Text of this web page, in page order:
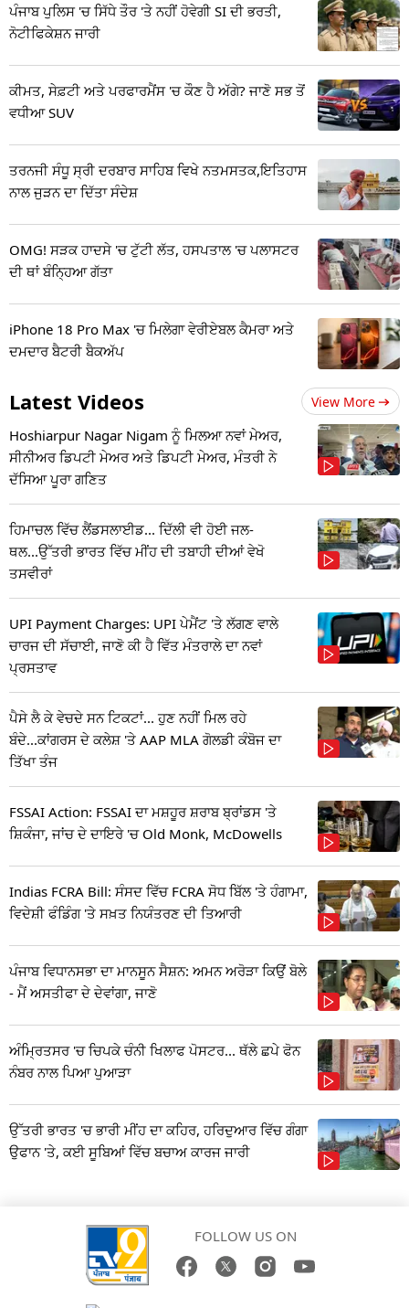
ਪੰਜਾਬ ਪੁਲਿਸ 'ਚ ਸਿੱਧੇ ਤੌਰ 'ਤੇ ਨਹੀਂ ਹੋਵੇਗੀ SI ਦੀ ਭਰਤੀ,
ਨੋਟੀਫਿਕੇਸ਼ਨ ਜਾਰੀ
ਕੀਮਤ, ਸੇਫ਼ਟੀ ਅਤੇ ਪਰਫਾਰਮੈਂਸ 'ਚ ਕੌਣ ਹੈ ਅੱਗੇ? ਜਾਣੋ ਸਭ ਤੋਂ
ਵਧੀਆ SUV
ਤਰਨਜੀ ਸੰਧੂ ਸ੍ਰੀ ਦਰਬਾਰ ਸਾਹਿਬ ਵਿਖੇ ਨਤਮਸਤਕ,ਇਤਿਹਾਸ
ਨਾਲ ਜੁੜਨ ਦਾ ਦਿੱਤਾ ਸੰਦੇਸ਼
OMG! ਸੜਕ ਹਾਦਸੇ 'ਚ ਟੁੱਟੀ ਲੱਤ, ਹਸਪਤਾਲ 'ਚ ਪਲਾਸਟਰ
ਦੀ ਥਾਂ ਬੰਨ੍ਹਿਆ ਗੱਤਾ
iPhone 18 Pro Max 'ਚ ਮਿਲੇਗਾ ਵੇਰੀਏਬਲ ਕੈਮਰਾ ਅਤੇ
ਦਮਦਾਰ ਬੈਟਰੀ ਬੈਕਅੱਪ
Latest Videos View More
Hoshiarpur Nagar Nigam ਨੂੰ ਮਿਲਆ ਨਵਾਂ ਮੇਅਰ,
ਸੀਨੀਅਰ ਡਿਪਟੀ ਮੇਅਰ ਅਤੇ ਡਿਪਟੀ ਮੇਅਰ, ਮੰਤਰੀ ਨੇ
ਦੱਸਿਆ ਪੂਰਾ ਗਣਿਤ
ਹਿਮਾਚਲ ਵਿੱਚ ਲੈਂਡਸਲਾਈਡ... ਦਿੱਲੀ ਵੀ ਹੋਈ ਜਲ-
ਥਲ...ਉੱਤਰੀ ਭਾਰਤ ਵਿੱਚ ਮੀਂਹ ਦੀ ਤਬਾਹੀ ਦੀਆਂ ਵੇਖੋ
ਤਸਵੀਰਾਂ
UPI Payment Charges: UPI ਪੇਮੈਂਟ 'ਤੇ ਲੱਗਣ ਵਾਲੇ
ਚਾਰਜ ਦੀ ਸੱਚਾਈ, ਜਾਣੋ ਕੀ ਹੈ ਵਿੱਤ ਮੰਤਰਾਲੇ ਦਾ ਨਵਾਂ
ਪ੍ਰਸਤਾਵ
ਪੈਸੇ ਲੈ ਕੇ ਵੇਚਦੇ ਸਨ ਟਿਕਟਾਂ... ਹੁਣ ਨਹੀਂ ਮਿਲ ਰਹੇ
ਬੰਦੇ...ਕਾਂਗਰਸ ਦੇ ਕਲੇਸ਼ 'ਤੇ AAP MLA ਗੋਲਡੀ ਕੰਬੋਜ ਦਾ
ਤਿੱਖਾ ਤੰਜ
FSSAI Action: FSSAI ਦਾ ਮਸ਼ਹੂਰ ਸ਼ਰਾਬ ਬ੍ਰਾਂਡਸ 'ਤੇ
ਸ਼ਿਕੰਜਾ, ਜਾਂਚ ਦੇ ਦਾਇਰੇ 'ਚ Old Monk, McDowells
Indias FCRA Bill: ਸੰਸਦ ਵਿੱਚ FCRA ਸੋਧ ਬਿੱਲ 'ਤੇ ਹੰਗਾਮਾ,
ਵਿਦੇਸ਼ੀ ਫੰਡਿੰਗ 'ਤੇ ਸਖ਼ਤ ਨਿਯੰਤਰਣ ਦੀ ਤਿਆਰੀ
ਪੰਜਾਬ ਵਿਧਾਨਸਭਾ ਦਾ ਮਾਨਸੂਨ ਸੈਸ਼ਨ: ਅਮਨ ਅਰੋੜਾ ਕਿਉਂ ਬੋਲੇ
- ਮੈਂ ਅਸਤੀਫਾ ਦੇ ਦੇਵਾਂਗਾ, ਜਾਣੋ
ਅੰਮ੍ਰਿਤਸਰ 'ਚ ਚਿਪਕੇ ਚੰਨੀ ਖਿਲਾਫ ਪੋਸਟਰ... ਥੱਲੇ ਛਪੇ ਫੋਨ
ਨੰਬਰ ਨਾਲ ਪਿਆ ਪੁਆੜਾ
ਉੱਤਰੀ ਭਾਰਤ 'ਚ ਭਾਰੀ ਮੀਂਹ ਦਾ ਕਹਿਰ, ਹਰਿਦੁਆਰ ਵਿੱਚ ਗੰਗਾ
ਉਫਾਨ 'ਤੇ, ਕਈ ਸੂਬਿਆਂ ਵਿੱਚ ਬਚਾਅ ਕਾਰਜ ਜਾਰੀ
FOLLOW US ON